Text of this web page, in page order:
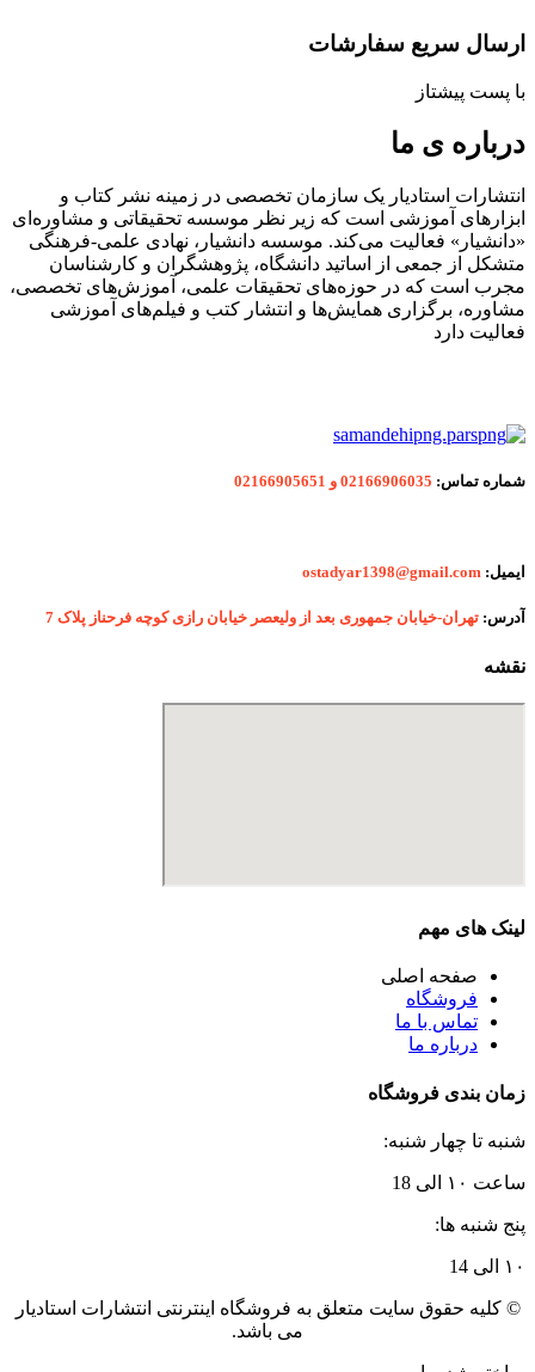
ارسال سریع سفارشات
با پست پیشتاز
درباره ی ما
انتشارات استادیار یک سازمان تخصصی در زمینه نشر کتاب و
ابزارهای آموزشی است که زیر نظر موسسه تحقیقاتی و مشاوره‌ای
«دانشیار» فعالیت می‌کند. موسسه دانشیار، نهادی علمی-فرهنگی
متشکل از جمعی از اساتید دانشگاه، پژوهشگران و کارشناسان
مجرب است که در حوزه‌های تحقیقات علمی، آموزش‌های تخصصی،
مشاوره، برگزاری همایش‌ها و انتشار کتب و فیلم‌های آموزشی
فعالیت دارد
شماره تماس: 02166906035 و 02166905651
ایمیل: ostadyar1398@gmail.com
آدرس: تهران-خیابان جمهوری بعد از ولیعصر خیابان رازی کوچه فرحناز پلاک 7
نقشه
لینک های مهم
صفحه اصلی
فروشگاه
تماس با ما
درباره ما
زمان بندی فروشگاه
شنبه تا چهار شنبه:
ساعت ۱۰ الی 18
پنج شنبه ها:
۱۰ الی 14
© کلیه حقوق سایت متعلق به فروشگاه اینترنتی انتشارات استادیار
می باشد.